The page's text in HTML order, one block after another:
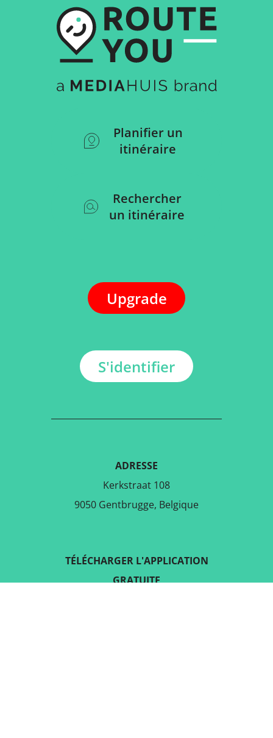
Planifier un
itinéraire
Rechercher
un itinéraire
Upgrade
S'identifier
ADRESSE
Kerkstraat 108
9050 Gentbrugge, Belgique
TÉLÉCHARGER L'APPLICATION
GRATUITE